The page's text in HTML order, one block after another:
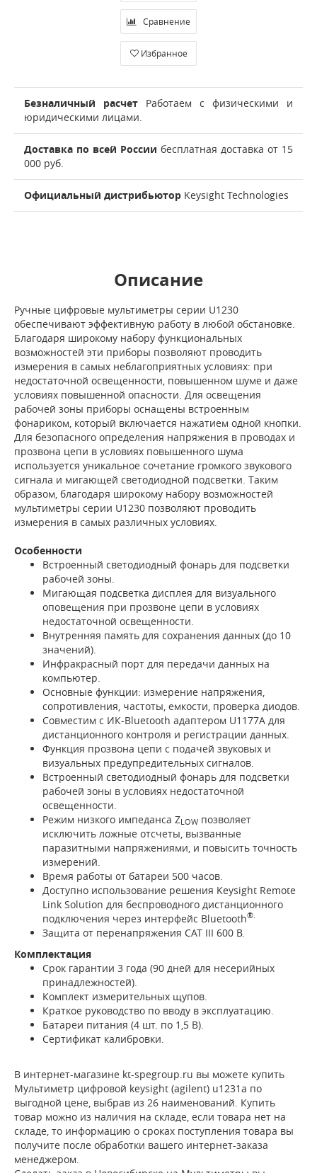
Сравнение
Избранное
Безналичный расчет Работаем с физическими и
юридическими лицами.
Доставка по всей России бесплатная доставка от 15
000 руб.
Официальный дистрибьютор Keysight Technologies
Описание
Ручные цифровые мультиметры серии U1230
обеспечивают эффективную работу в любой обстановке.
Благодаря широкому набору функциональных
возможностей эти приборы позволяют проводить
измерения в самых неблагоприятных условиях: при
недостаточной освещенности, повышенном шуме и даже
условиях повышенной опасности. Для освещения
рабочей зоны приборы оснащены встроенным
фонариком, который включается нажатием одной кнопки.
Для безопасного определения напряжения в проводах и
прозвона цепи в условиях повышенного шума
используется уникальное сочетание громкого звукового
сигнала и мигающей светодиодной подсветки. Таким
образом, благодаря широкому набору возможностей
мультиметры серии U1230 позволяют проводить
измерения в самых различных условиях.
Особенности
Встроенный светодиодный фонарь для подсветки
рабочей зоны.
Мигающая подсветка дисплея для визуального
оповещения при прозвоне цепи в условиях
недостаточной освещенности.
Внутренняя память для сохранения данных (до 10
значений).
Инфракрасный порт для передачи данных на
компьютер.
Основные функции: измерение напряжения,
сопротивления, частоты, емкости, проверка диодов.
Совместим с ИК-Bluetooth адаптером U1177A для
дистанционного контроля и регистрации данных.
Функция прозвона цепи с подачей звуковых и
визуальных предупредительных сигналов.
Встроенный светодиодный фонарь для подсветки
рабочей зоны в условиях недостаточной
освещенности.
Режим низкого импеданса ZLOW позволяет
исключить ложные отсчеты, вызванные
паразитными напряжениями, и повысить точность
измерений.
Время работы от батареи 500 часов.
Доступно использование решения Keysight Remote
Link Solution для беспроводного дистанционного
подключения через интерфейс Bluetooth®.
Защита от перенапряжения CAT III 600 В.
Комплектация
Срок гарантии 3 года (90 дней для несерийных
принадлежностей).
Комплект измерительных щупов.
Краткое руководство по вводу в эксплуатацию.
Батареи питания (4 шт. по 1,5 В).
Сертификат калибровки.
В интернет-магазине kt-spegroup.ru вы можете купить
Мультиметр цифровой keysight (agilent) u1231a по
выгодной цене, выбрав из 26 наименований. Купить
товар можно из наличия на складе, если товара нет на
складе, то информацию о сроках поступления товара вы
получите после обработки вашего интернет-заказа
менеджером.